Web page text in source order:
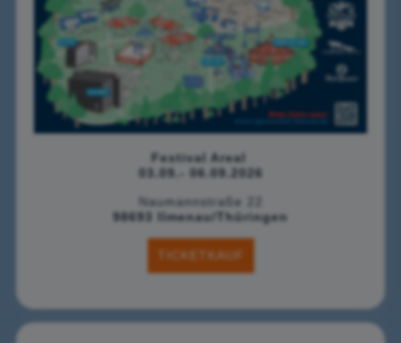
Festival Areal
03.09.- 06.09.2026
Naumannstraße 22
98693 Ilmenau/Thüringen
TICKETKAUF